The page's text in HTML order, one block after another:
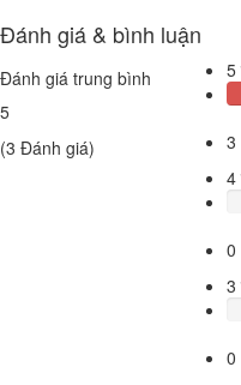
Đánh giá & bình luận
Đánh giá trung bình
5
(3 Đánh giá)
5
3
4
0
3
0